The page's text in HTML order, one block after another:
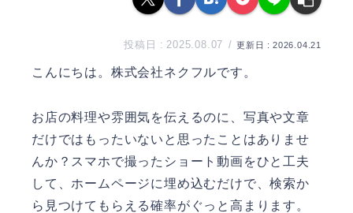
2025.08.07 2026.04.21
こんにちは。 株式会社ネクフルです。
お店の料理や雰囲気を伝えるのに、写真や文章
だけではもったいないと思ったことはありませ
んか？スマホで撮ったショート動画をひと工夫
して、ホームページに埋め込むだけで、検索か
ら見つけてもらえる確率がぐっと高まります。